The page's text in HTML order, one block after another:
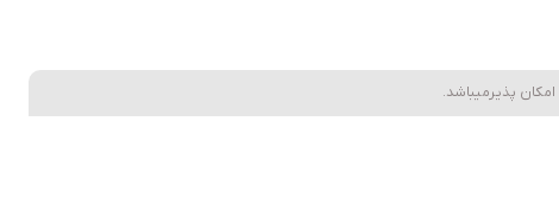
امکان پذیرمیباشد.